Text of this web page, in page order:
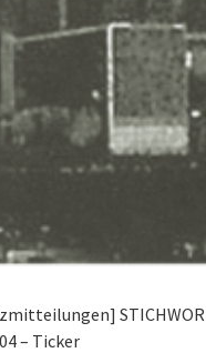
– Ticker